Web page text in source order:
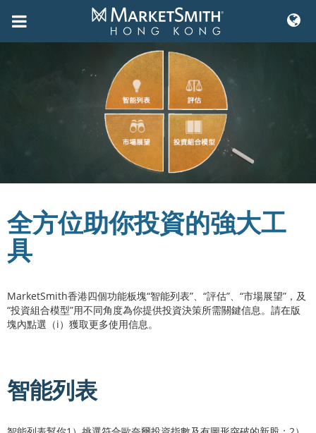
全方位助你投資的強大工
具
MarketSmith香港四個功能板塊“智能列表”、“評估”、“市場展望”，及
“投資組合模型”用不同角度為你提供投資決策所需關鍵信息。請在版
塊內點選（i）獲取更多使用信息。
智能列表